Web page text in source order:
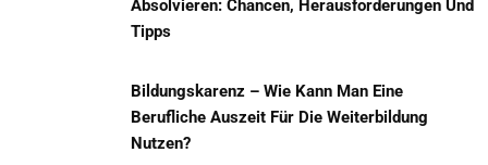
Absolvieren: Chancen, Herausforderungen Und
Tipps
Bildungskarenz – Wie Kann Man Eine
Berufliche Auszeit Für Die Weiterbildung
Nutzen?